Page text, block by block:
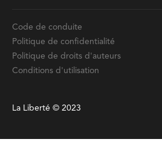
Code de conduite
Politique de confidentialité
Politique de droits d'auteurs
Conditions d'utilisation
La Liberté © 2023